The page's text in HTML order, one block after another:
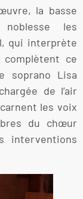
la basse
les
qui interprète
ce
soprano Lisa
de l’air
les voix
du chœur
interventions